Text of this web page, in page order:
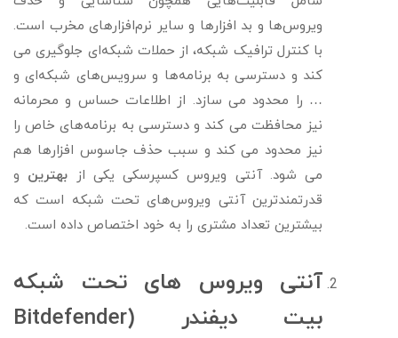
ویروس‌ها و بد افزارها و سایر نرم‌افزارهای مخرب است.
با کنترل ترافیک شبکه، از حملات شبکه‌ای جلوگیری می
کند و دسترسی به برنامه‌ها و سرویس‌های شبکه‌ای و
… را محدود می سازد. از اطلاعات حساس و محرمانه
نیز محافظت می کند و دسترسی به برنامه‌های خاص را
نیز محدود می کند و سبب حذف جاسوس افزارها هم
می شود. آنتی ویروس کسپرسکی یکی از بهترین و
قدرتمندترین آنتی ویروس‌های تحت شبکه است که
بیشترین تعداد مشتری را به خود اختصاص داده است.
آنتی ویروس های تحت شبکه
بیت دیفندر (Bitdefender